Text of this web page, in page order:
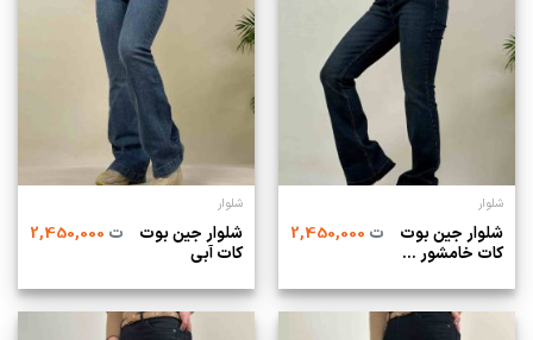
شلوار
شلوار جین بوت
کات خامشور ...
ت2,450,000
شلوار
شلوار جین بوت
کات آبی
ت2,450,000